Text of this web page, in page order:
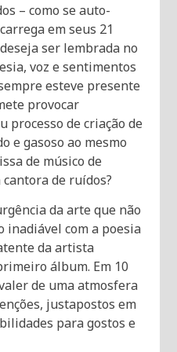
– como se auto-
em seus 21
ser lembrada no
voz e sentimentos
esteve presente
provocar
processo de criação de
e gasoso ao mesmo
de músico de
de ruídos?
da arte que não
inadiável com a poesia
da artista
álbum. Em 10
de uma atmosfera
justapostos em
para gostos e